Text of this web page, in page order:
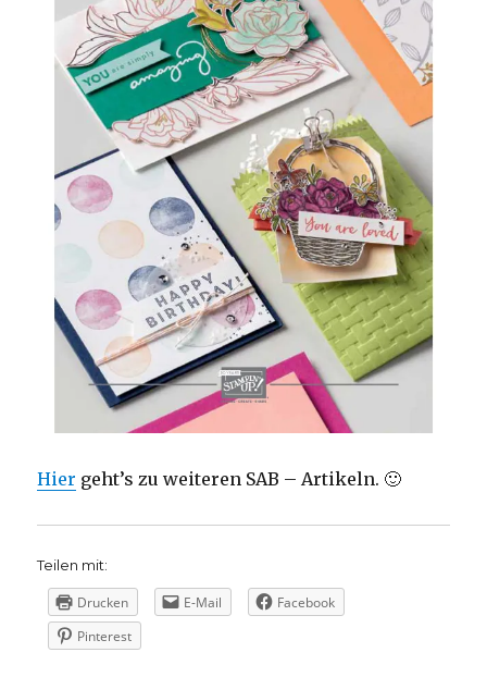
Hier geht’s zu weiteren SAB – Artikeln. 🙂
Teilen mit:
Drucken E-Mail
Facebook
Pinterest